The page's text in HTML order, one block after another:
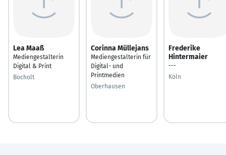
Lea Maaß
Mediengestalterin
Digital & Print
Bocholt
Corinna Müllejans
Mediengestalterin für
Digital- und
Printmedien
Oberhausen
Frederike
Hintermaier
---
Köln